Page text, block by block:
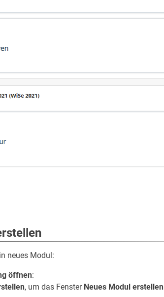
neues Modul:
öffnen:
, um das Fenster Neues Modul erstellen